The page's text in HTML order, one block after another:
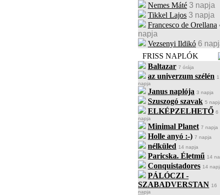
Nemes Máté 3 napja
Tikkel Lajos 3 napja
Francesco de Orellana
napja
Vezsenyi Ildikó 6
FRISS NAPLÓK
Baltazar 7 órája
az univerzum szélén 1
napja
Janus naplója 3 napja
Szuszogó szavak 5
ELKÉPZELHETŐ 6
napja
Minimal Planet 7 napja
Holle anyó :-) 7 napja
nélküled 14 napja
Paricska. Életmű 14
Conquistadores 14
PÁLÓCZI -
SZABADVERSTAN 16
napja